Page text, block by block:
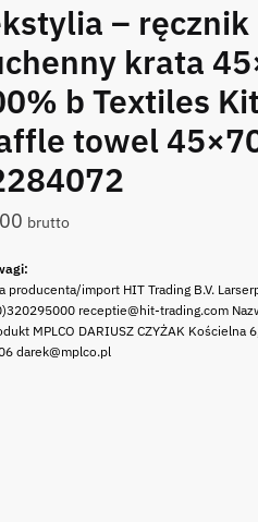
– ręcznik
krata
b Textiles
towel
brutto
producenta/import HIT Trading B.V.
receptie@hit-trading.com
MPLCO DARIUSZ CZYŻAK Kościelna
darek@mplco.pl